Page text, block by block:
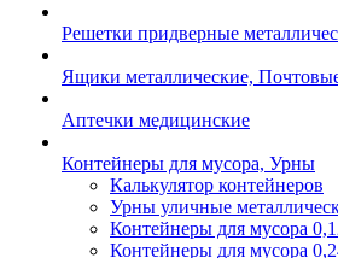
Решетки придверные
Ящики металлические,
Аптечки медицинские
Контейнеры для мусора, Урны
Калькулятор контейнеров
Урны уличные
Контейнеры для мусора
Контейнеры для мусора